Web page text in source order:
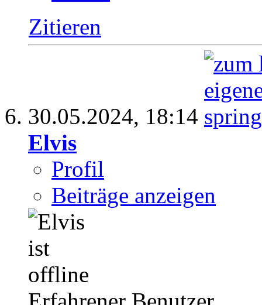
Zitieren
30.05.2024, 18:14
Elvis
Profil
Beiträge anzeigen